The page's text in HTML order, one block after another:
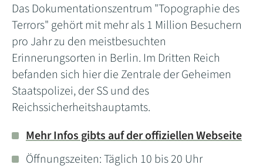
Das Dokumentationszentrum "Topographie des
Terrors" gehört mit mehr als 1 Million Besuchern
pro Jahr zu den meistbesuchten
Erinnerungsorten in Berlin. Im Dritten Reich
befanden sich hier die Zentrale der Geheimen
Staatspolizei, der SS und des
Reichssicherheitshauptamts.
Mehr Infos gibts aufder offiziellen Webseite
Öffnungszeiten: Täglich 10 bis 20 Uhr